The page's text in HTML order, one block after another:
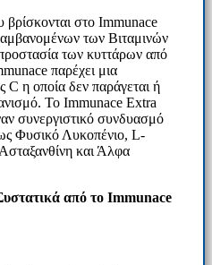
βρίσκονται στο Immunace
των Βιταμινών
των κυττάρων από
παρέχει μια
C η οποία δεν παράγεται ή
Το Immunace Extra
συνεργιστικό συνδυασμό
Φυσικό Λυκοπένιο, L-
και Άλφα
από το Immunace